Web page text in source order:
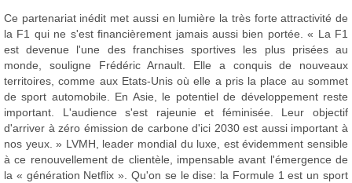
Ce partenariat inédit met aussi en lumière la très forte attractivité de
la F1 qui ne s'est financièrement jamais aussi bien portée. « La F1
est devenue l'une des franchises sportives les plus prisées au
monde, souligne Frédéric Arnault. Elle a conquis de nouveaux
territoires, comme aux Etats-Unis où elle a pris la place au sommet
de sport automobile. En Asie, le potentiel de développement reste
important. L'audience s'est rajeunie et féminisée. Leur objectif
d'arriver à zéro émission de carbone d'ici 2030 est aussi important à
nos yeux. » LVMH, leader mondial du luxe, est évidemment sensible
à ce renouvellement de clientèle, impensable avant l'émergence de
la « génération Netflix ». Qu'on se le dise: la Formule 1 est un sport